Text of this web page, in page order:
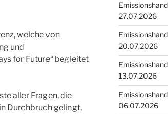
welche von
und
for Future“ begleitet
aller Fragen, die
Durchbruch gelingt,
27.07.2026
20.07.2026
13.07.2026
06.07.2026